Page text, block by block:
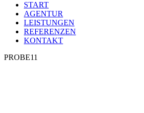
Wir betreuen Ihre Joomla-Homepage und
in allen Fragen rund um Joomla! für Sie da.
und Schwächen von Joomla! und wissen
Administration ihrer Website ankommt.
langjährige Webmaster-Erfahrung zurück.
Joomla-Webseite auf die aktuelle Joomla-
START
AGENTUR
LEISTUNGEN
REFERENZEN
KONTAKT